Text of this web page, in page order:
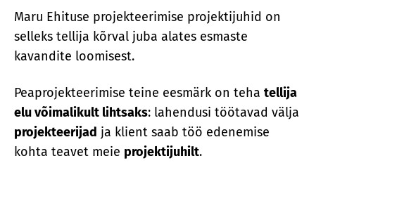
Maru Ehituse projekteerimise projektijuhid on
selleks tellija kõrval juba alates esmaste
kavandite loomisest.
Peaprojekteerimise teine eesmärk on teha tellija
elu võimalikult lihtsaks: lahendusi töötavad välja
projekteerijad ja klient saab töö edenemise
kohta teavet meie projektijuhilt.